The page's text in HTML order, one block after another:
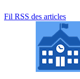
Fil RSS des articles